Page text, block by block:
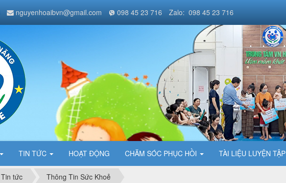
TIN TỨC HOẠT ĐỘNG CHĂM SÓC PHỤC HỒI TÀI LIỆU LUYỆN TẬP
nguyenhoaibvn@gmail.com 098 45 23 716 Zalo: 098 45 23 716
Tin tức Thông Tin Sức Khoẻ